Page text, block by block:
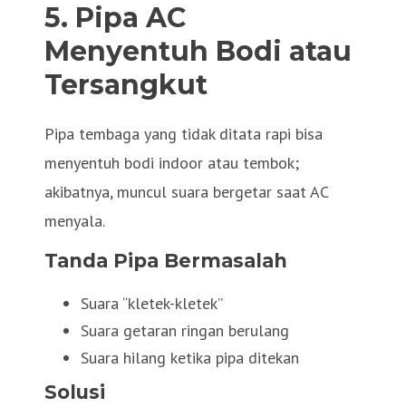
5. Pipa AC
Menyentuh Bodi atau
Tersangkut
Pipa tembaga yang tidak ditata rapi bisa
menyentuh bodi indoor atau tembok;
akibatnya, muncul suara bergetar saat AC
menyala.
Tanda Pipa Bermasalah
Suara “kletek-kletek”
Suara getaran ringan berulang
Suara hilang ketika pipa ditekan
Solusi